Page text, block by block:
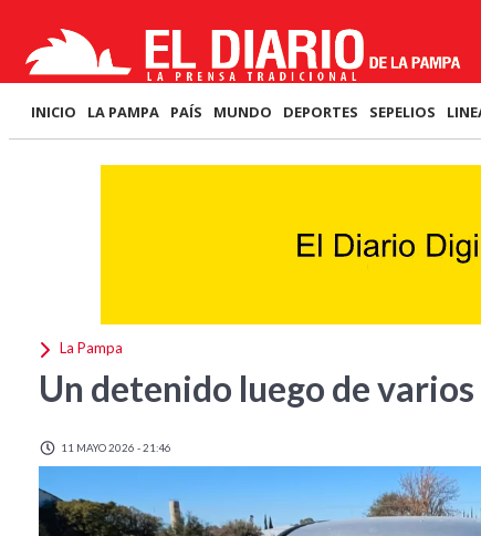
INICIO LA PAMPA PAÍS MUNDO DEPORTES SEPELIOS
La Pampa
Un detenido luego de
11 MAYO 2026 - 21:46